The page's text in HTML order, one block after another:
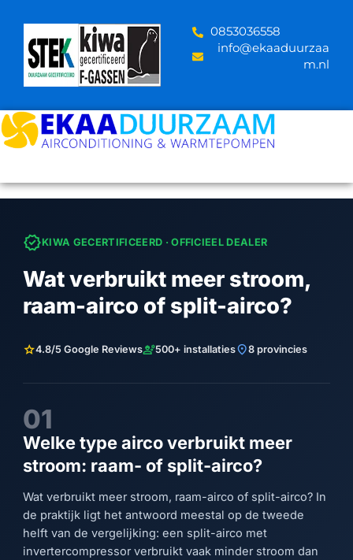
content
‪0853036558
info@ekaaduurzaa
m.nl
verifiedKIWA GECERTIFICEERD · OFFICIEEL DEALER
Wat verbruikt meer stroom,
raam-airco of split-airco?
star4.8/5 Google Reviewsengineering500+ installatieslocation_on8 provincies
01
Welke type airco verbruikt meer
stroom: raam- of split-airco?
Wat verbruikt meer stroom, raam-airco of split-airco? In
de praktijk ligt het antwoord meestal op de tweede
helft van de vergelijking: een split-airco met
invertercompressor verbruikt vaak minder stroom dan